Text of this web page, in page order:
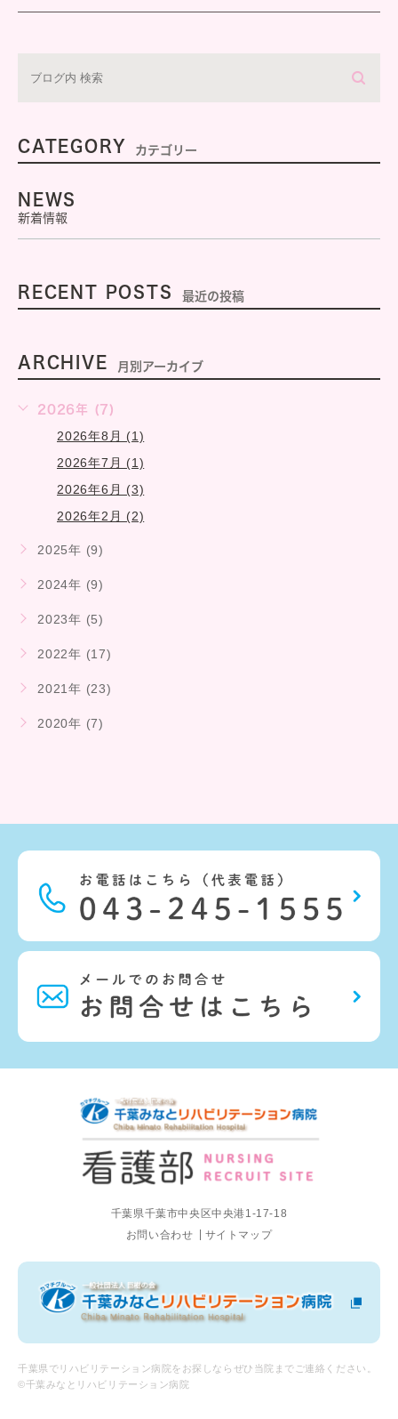
CATEGORY カテゴリー
NEWS
新着情報
RECENT POSTS 最近の投稿
ARCHIVE 月別アーカイブ
2026年 (7)
2026年8月 (1)
2026年7月 (1)
2026年6月 (3)
2026年2月 (2)
2025年 (9)
2024年 (9)
2023年 (5)
2022年 (17)
2021年 (23)
2020年 (7)
千葉県千葉市中央区中央港1-17-18
お問い合わせ
サイトマップ
千葉県でリハビリテーション病院をお探しならぜひ当院までご連絡ください。
©千葉みなとリハビリテーション病院